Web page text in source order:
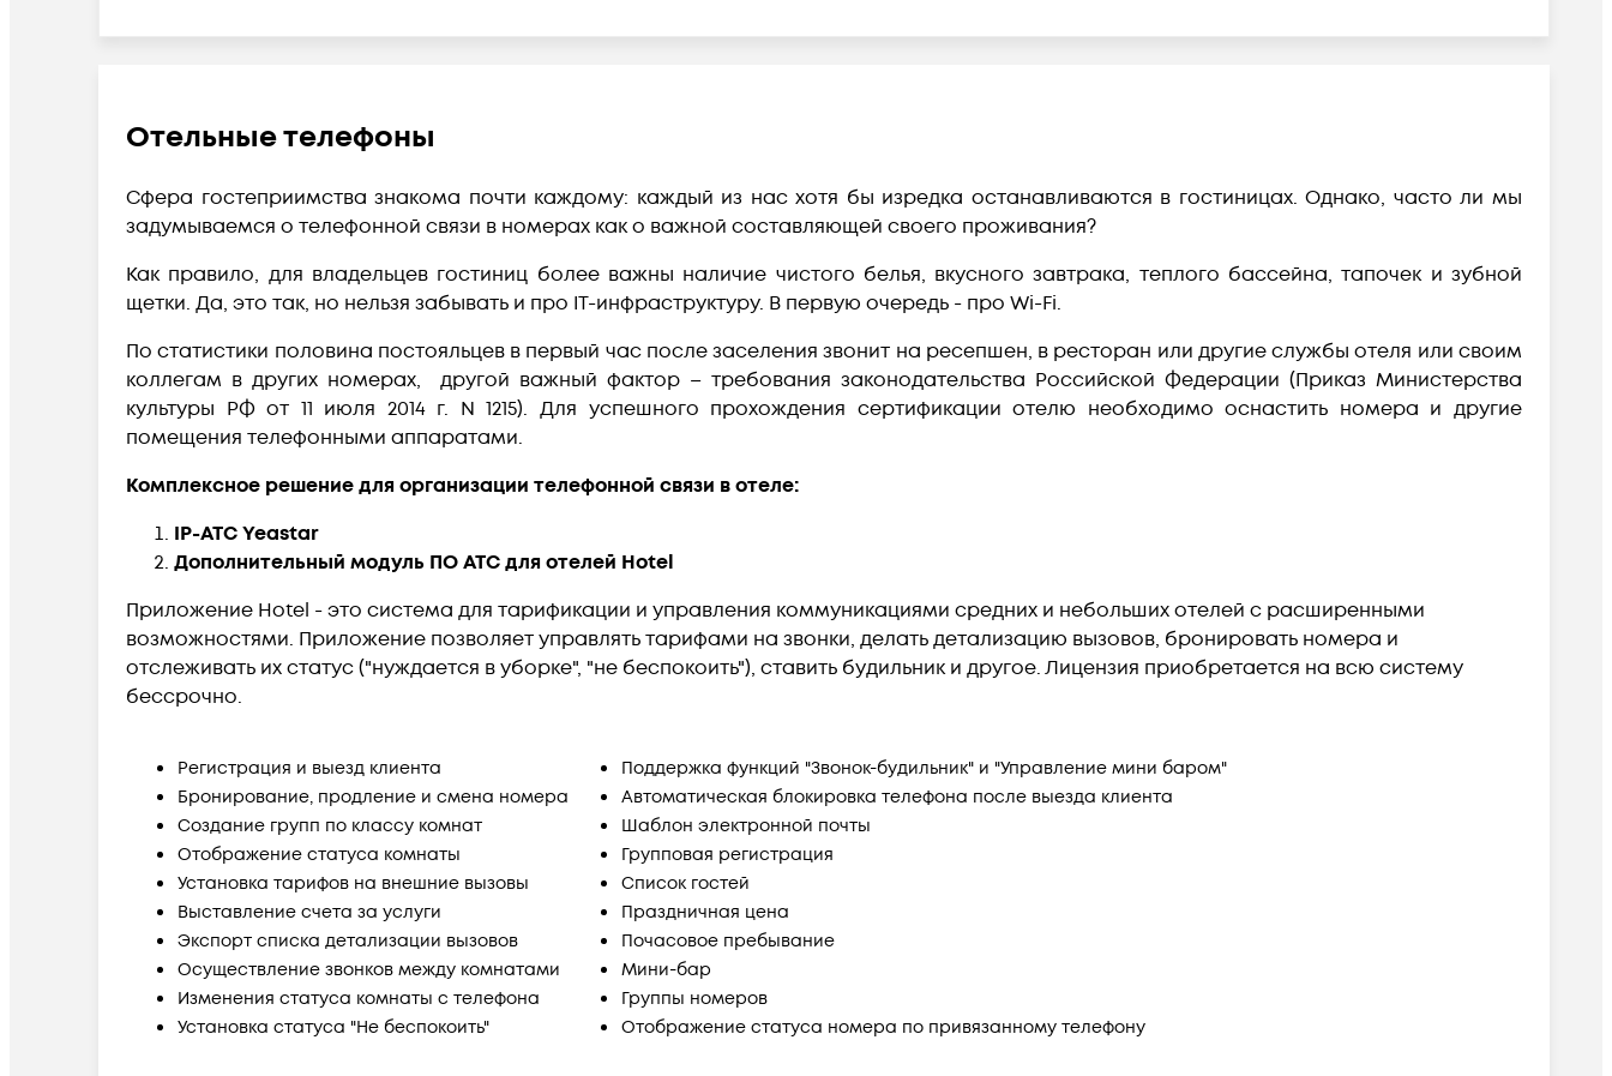
Отельные телефоны
Сфера гостеприимства знакома почти каждому: каждый из нас хотя бы изредка останавливаются в гостиницах. Однако, часто ли мы
задумываемся о телефонной связи в номерах как о важной составляющей своего проживания?
Как правило, для владельцев гостиниц более важны наличие чистого белья, вкусного завтрака, теплого бассейна, тапочек и зубной
щетки. Да, это так, но нельзя забывать и про IT-инфраструктуру. В первую очередь - про Wi-Fi.
По статистики половина постояльцев в первый час после заселения звонит на ресепшен, в ресторан или другие службы отеля или своим
коллегам в других номерах, другой важный фактор – требования законодательства Российской Федерации (Приказ Министерства
культуры РФ от 11 июля 2014 г. N 1215). Для успешного прохождения сертификации отелю необходимо оснастить номера и другие
помещения телефонными аппаратами.
Комплексное решение для организации телефонной связи в отеле:
IP-АТС Yeastar
Дополнительный модуль ПО АТС для отелей Hotel
Приложение Hotel - это система для тарификации и управления коммуникациями средних и небольших отелей с расширенными
возможностями. Приложение позволяет управлять тарифами на звонки, делать детализацию вызовов, бронировать номера и
отслеживать их статус ("нуждается в уборке", "не беспокоить"), ставить будильник и другое. Лицензия приобретается на всю систему
бессрочно.
Регистрация и выезд клиента
Бронирование, продление и смена номера
Создание групп по классу комнат
Отображение статуса комнаты
Установка тарифов на внешние вызовы
Выставление счета за услуги
Экспорт списка детализации вызовов
Осуществление звонков между комнатами
Изменения статуса комнаты с телефона
Установка статуса "Не беспокоить"
Поддержка функций "Звонок-будильник" и "Управление мини баром"
Автоматическая блокировка телефона после выезда клиента
Шаблон электронной почты
Групповая регистрация
Список гостей
Праздничная цена
Почасовое пребывание
Мини-бар
Группы номеров
Отображение статуса номера по привязанному телефону